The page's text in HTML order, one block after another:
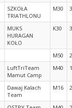
SZKOŁA
TRIATHLONU
M30 3
MUKS
HURAGAN
KOŁO
K30 3
M50
2
LuftTriTeam
Mamut Camp
M40 1
Dawaj Kalach
Team
M16 2